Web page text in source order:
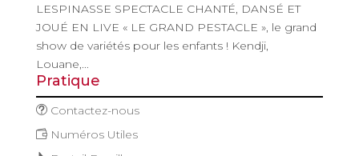
LESPINASSE SPECTACLE CHANTÉ, DANSÉ ET
JOUÉ EN LIVE « LE GRAND PESTACLE », le grand
show de variétés pour les enfants ! Kendji,
Louane,...
Pratique
Contactez-nous
Numéros Utiles